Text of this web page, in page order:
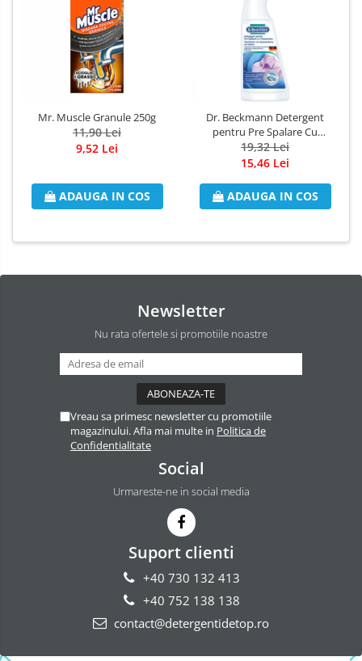
Gel Antibacterian
Igienol Dezinfectant
Produse Curatenie Baie
Produse Sano Baie
Sanytol Dezinfectant
Hartie Igienica
Prosoape de Hartie
Odorizant Camera Air Wick
Odorizant Camera Electric
Odorizant Camera Ambi Pur
Rezerva Odorizant Camera
Rezerva Odorizant Camera Glade
Rezerva Odorizant Camera Air Wick
Mr. Muscle Granule 250g
11,90 Lei
9,52 Lei
ADAUGA IN COS
Dr. Beckmann Detergent
pentru Pre Spalare Cu
Pulverizator 250ml
19,32 Lei
15,46 Lei
ADAUGA IN COS
Newsletter
Nu rata ofertele si promotiile noastre
Vreau sa primesc newsletter cu promotiile
magazinului. Afla mai multe in Politica de
Confidentialitate
Social
Urmareste-ne in social media
Suport clienti
+40 730 132 413
+40 752 138 138
contact@detergentidetop.ro